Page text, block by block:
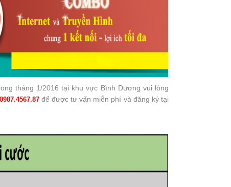
tháng 1/2016 tại khu vực Bình Dương vui lòng
0987.4567.87để được tư vấn miễn phí và đăng ký tại